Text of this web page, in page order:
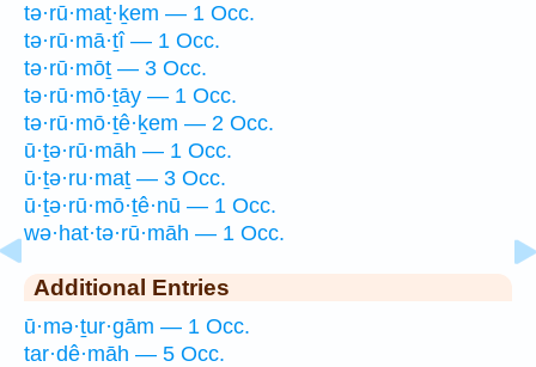
tə·rū·maṯ·ḵem — 1 Occ.
tə·rū·mā·ṯî — 1 Occ.
tə·rū·mōṯ — 3 Occ.
tə·rū·mō·ṯāy — 1 Occ.
tə·rū·mō·ṯê·ḵem — 2 Occ.
ū·ṯə·rū·māh — 1 Occ.
ū·ṯə·ru·maṯ — 3 Occ.
ū·ṯə·rū·mō·ṯê·nū — 1 Occ.
wə·hat·tə·rū·māh — 1 Occ.
Additional Entries
ū·mə·ṯur·gām — 1 Occ.
tar·dê·māh — 5 Occ.